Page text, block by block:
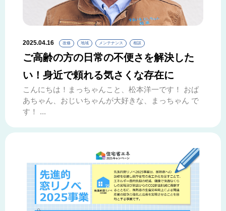
2025.04.16 改修 地域 メンテナンス 相談
ご高齢の方の日常の不便さを解決した
い！身近で頼れる気さくな存在に
こんにちは！まっちゃんこと、松本洋一です！ おば
あちゃん、おじいちゃんが大好きな、まっちゃん で
す！ ...